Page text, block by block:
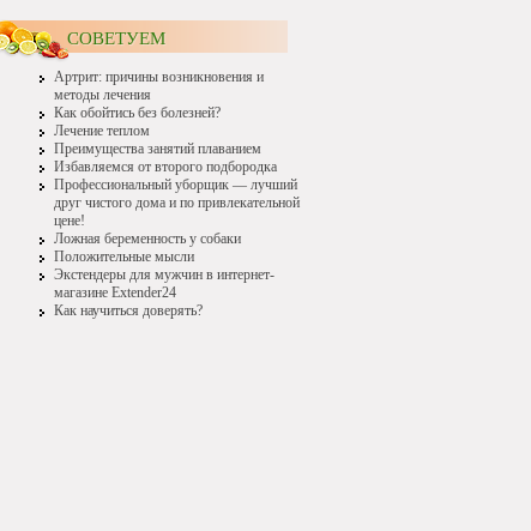
СОВЕТУЕМ
Артрит: причины возникновения и
методы лечения
Как обойтись без болезней?
Лечение теплом
Преимущества занятий плаванием
Избавляемся от второго подбородка
Профессиональный уборщик — лучший
друг чистого дома и по привлекательной
цене!
Ложная беременность у собаки
Положительные мысли
Экстендеры для мужчин в интернет-
магазине Extender24
Как научиться доверять?